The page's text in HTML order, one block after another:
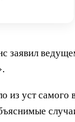
из уст